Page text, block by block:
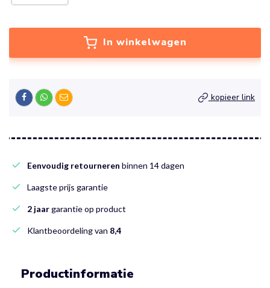
In winkelwagen
kopieer link
Eenvoudig retourneren binnen 14 dagen
Laagste prijs garantie
2 jaargarantie op product
Klantbeoordeling van 8,4
Productinformatie